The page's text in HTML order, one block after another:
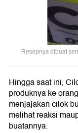
Resepnya dibuat
Hingga saat ini,
produknya ke
menjajakan cilok
melihat reaksi
buatannya.